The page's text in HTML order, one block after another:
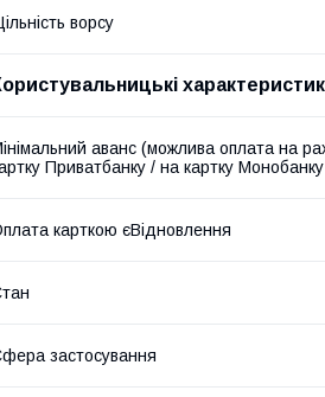
ворсу
аванс (можлива оплата на
Приватбанку / на картку Монобанку
карткою єВідновлення
застосування